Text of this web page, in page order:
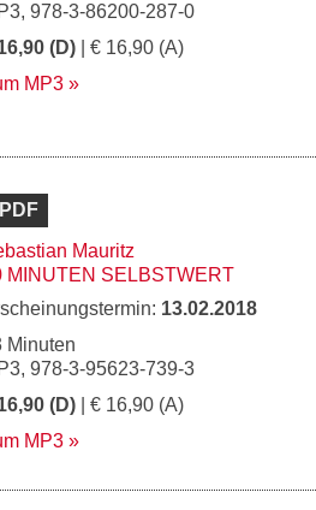
978-3-86200-287-0
(D) | € 16,90 (A)
MP3
PDF
Mauritz
MINUTEN SELBSTWERT
13.02.2018
Minuten
978-3-95623-739-3
(D) | € 16,90 (A)
MP3